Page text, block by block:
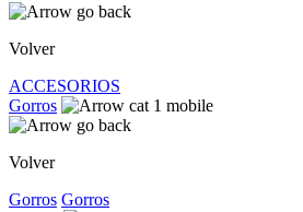
Volver
ACCESORIOS
Gorros
Volver
Gorros Gorros